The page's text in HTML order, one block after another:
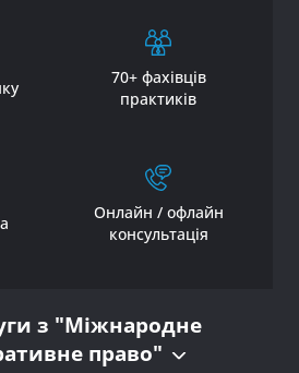
70+ фахівців
практиків
Онлайн / офлайн
консультація
з "Міжнародне
право"